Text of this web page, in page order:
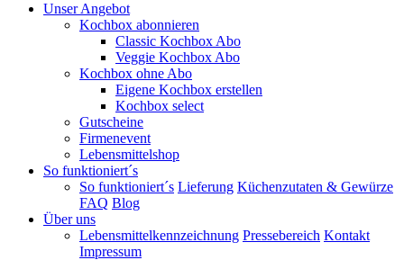
Unser Angebot
Kochbox abonnieren
Classic Kochbox Abo
Veggie Kochbox Abo
Kochbox ohne Abo
Eigene Kochbox erstellen
Kochbox select
Gutscheine
Firmenevent
Lebensmittelshop
So funktioniert´s
So funktioniert´s Lieferung Küchenzutaten & Gewürze
FAQ Blog
Über uns
Lebensmittelkennzeichnung Pressebereich Kontakt
Impressum